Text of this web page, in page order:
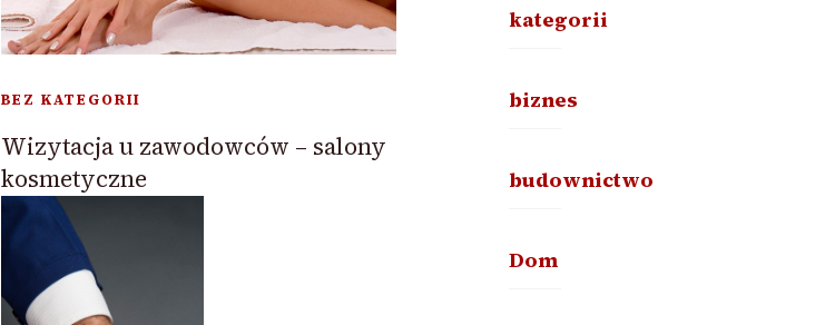
BEZ KATEGORII
Wizytacja u zawodowców – salony
kosmetyczne
kategorii
biznes
budownictwo
Dom